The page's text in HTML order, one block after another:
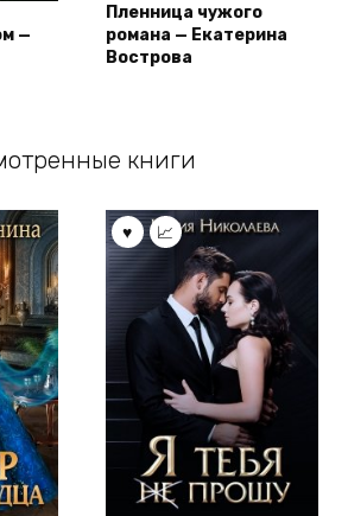
—
Пленница чужого
романа — Екатерина
Вострова
книги